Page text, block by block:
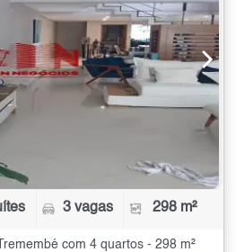
3 vagas 298 m²
com 4 quartos - 298 m²